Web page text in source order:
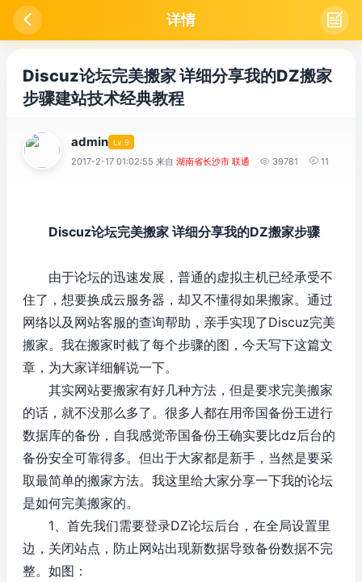
 详情 
Discuz论坛完美搬家 详细分享我的DZ搬家
步骤建站技术经典教程
admin Lv.9
2017-2-17 01:02:55 来自 湖南省长沙市 联通  39781  11
Discuz论坛完美搬家 详细分享我的DZ搬家步骤
由于论坛的迅速发展，普通的虚拟主机已经承受不
住了，想要换成云服务器，却又不懂得如果搬家。通过
网络以及网站客服的查询帮助，亲手实现了Discuz完美
搬家。我在搬家时截了每个步骤的图，今天写下这篇文
章，为大家详细解说一下。
其实网站要搬家有好几种方法，但是要求完美搬家
的话，就不没那么多了。很多人都在用帝国备份王进行
数据库的备份，自我感觉帝国备份王确实要比dz后台的
备份安全可靠得多。但出于大家都是新手，当然是要采
取最简单的搬家方法。我这里给大家分享一下我的论坛
是如何完美搬家的。
1、首先我们需要登录DZ论坛后台，在全局设置里
边，关闭站点，防止网站出现新数据导致备份数据不完
整。如图：